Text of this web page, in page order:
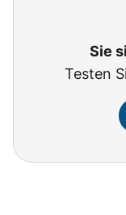
Sie
Testen